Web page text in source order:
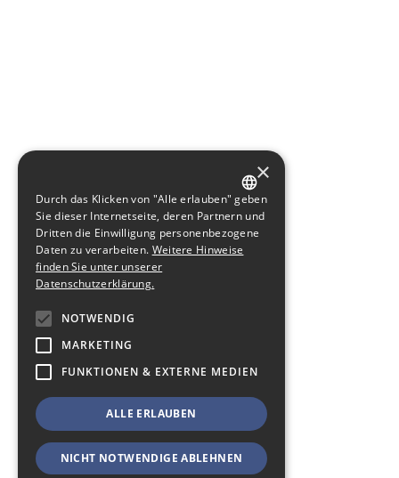
GERMAN
ENGLISH
×
Durch das Klicken von "Alle erlauben" geben
Sie dieser Internetseite, deren Partnern und
Dritten die Einwilligung personenbezogene
Daten zu verarbeiten. Weitere Hinweise
finden Sie unter unserer
Datenschutzerklärung.
NOTWENDIG
MARKETING
FUNKTIONEN & EXTERNE MEDIEN
ALLE ERLAUBEN
NICHT NOTWENDIGE ABLEHNEN